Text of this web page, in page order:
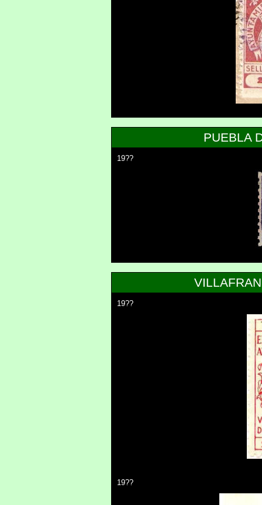
PUEBLA
19??
19??
19??